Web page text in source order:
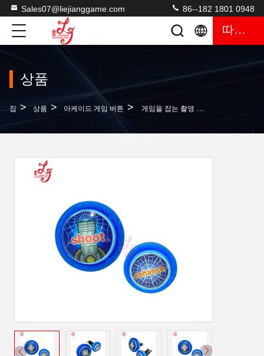
Sales07@liejianggame.com 86--182 1801 0948
따옴표
상품
집 > 상품 > 아케이드 게임 버튼 > 게임을 잡는 촬영 버튼은 생선류 테이블 숙련된 게임기를 위한 무기 단추를 강화합니다